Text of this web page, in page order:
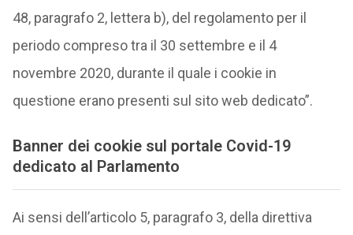
48, paragrafo 2, lettera b), del regolamento per il
periodo compreso tra il 30 settembre e il 4
novembre 2020, durante il quale i cookie in
questione erano presenti sul sito web dedicato”.
Banner dei cookie sul portale Covid-19
dedicato al Parlamento
Ai sensi dell’articolo 5, paragrafo 3, della direttiva